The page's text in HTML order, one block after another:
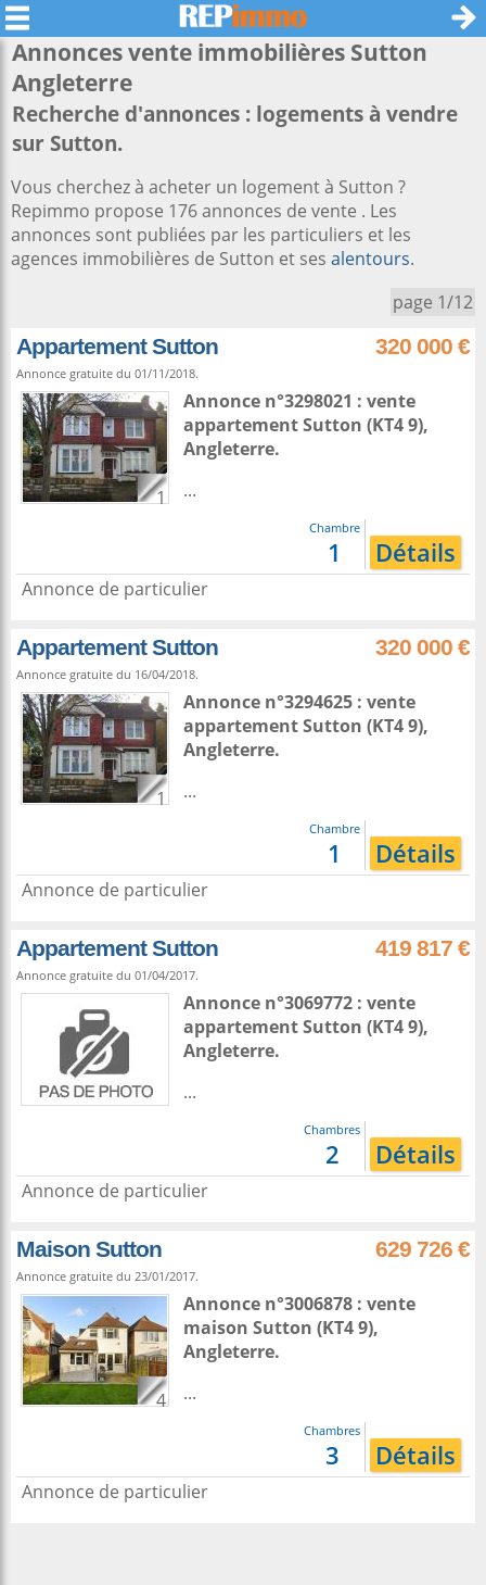
Annonces vente immobilières Sutton
Angleterre
Recherche d'annonces : logements à vendre
sur Sutton.
Vous cherchez à acheter un logement à Sutton ?
Repimmo propose 176 annonces de vente . Les
annonces sont publiées par les particuliers et les
agences immobilières de Sutton et ses alentours.
page 1/12
Appartement Sutton 320 000 €
Annonce gratuite du 01/11/2018.
1
Annonce n°3298021 : vente
appartementSutton (KT4 9),
Angleterre.
...
Chambre
1 Détails
Annonce de particulier
Appartement Sutton 320 000 €
Annonce gratuite du 16/04/2018.
1
Annonce n°3294625 : vente
appartementSutton (KT4 9),
Angleterre.
...
Chambre
1 Détails
Annonce de particulier
Appartement Sutton 419 817 €
Annonce gratuite du 01/04/2017.
Annonce n°3069772 : vente
appartementSutton (KT4 9),
Angleterre.
...
Chambres
2 Détails
Annonce de particulier
Maison Sutton 629 726 €
Annonce gratuite du 23/01/2017.
4
Annonce n°3006878 : vente
maison Sutton (KT4 9),
Angleterre.
...
Chambres
3 Détails
Annonce de particulier